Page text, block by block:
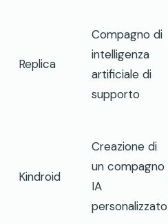
Replica
Compagno di
intelligenza
artificiale di
supporto
Kindroid
Creazione di
un compagno
IA
personalizzato